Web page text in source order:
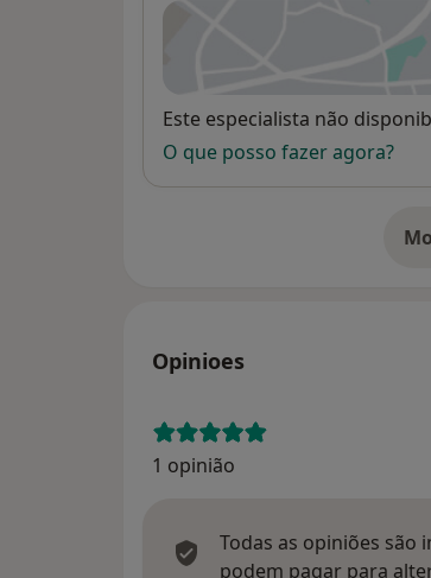
Disponibilidade
Este especialista não
O que posso fazer agora?
Opinioes
1 opinião
Todas as opiniões são
podem pagar para